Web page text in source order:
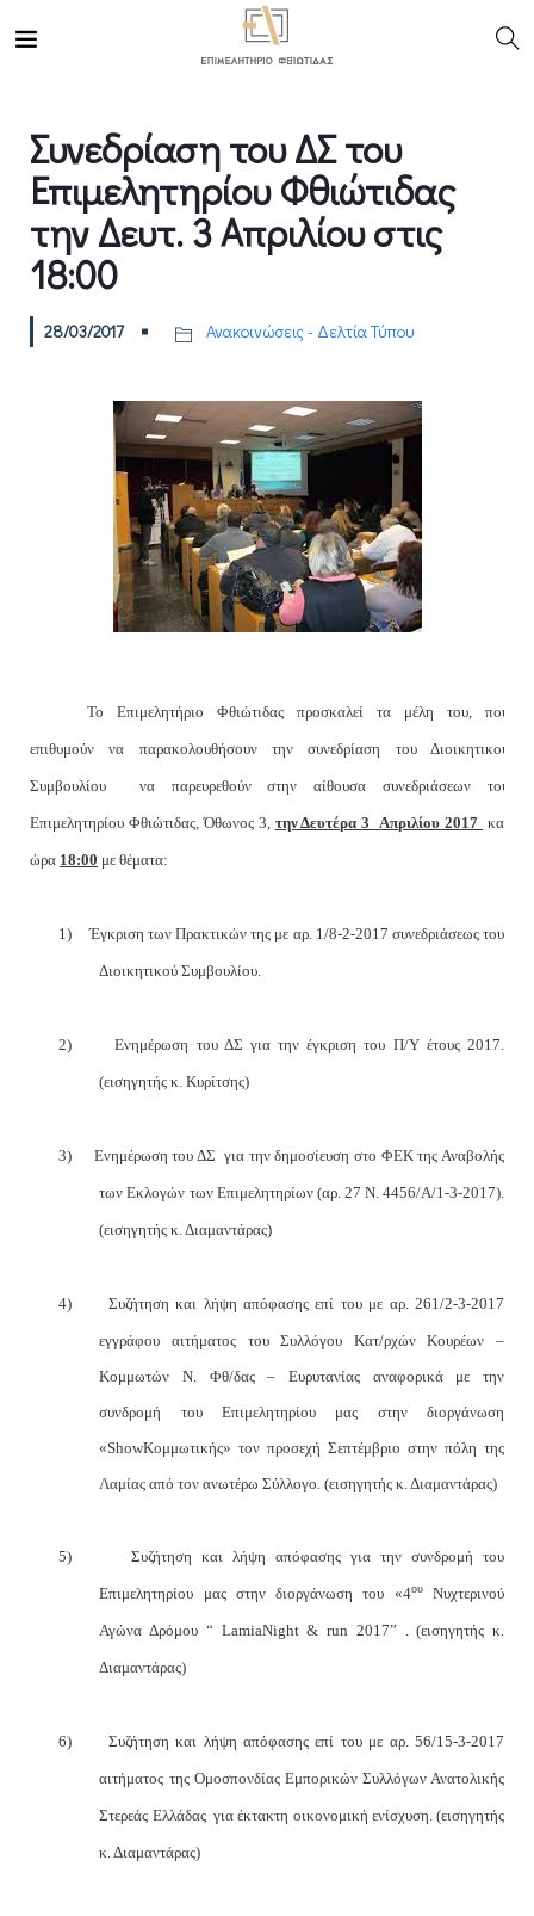
Συνεδρίαση του ΔΣ του
Επιμελητηρίου Φθιώτιδας
την Δευτ. 3 Απριλίου στις
18:00
28/03/2017 Ανακοινώσεις - Δελτία Τύπου
Το Επιμελητήριο Φθιώτιδας προσκαλεί τα μέλη του, που
επιθυμούν να παρακολουθήσουν την συνεδρίαση του Διοικητικού
Συμβουλίου να παρευρεθούν στην αίθουσα συνεδριάσεων του
Επιμελητηρίου Φθιώτιδας, Όθωνος 3, την Δευτέρα 3 Απριλίου 2017 και
ώρα 18:00 με θέματα:
1) Έγκριση των Πρακτικών της με αρ. 1/8-2-2017 συνεδριάσεως του
Διοικητικού Συμβουλίου.
2) Ενημέρωση του ΔΣ για την έγκριση του Π/Υ έτους 2017.
(εισηγητής κ. Κυρίτσης)
3) Ενημέρωση του ΔΣ για την δημοσίευση στο ΦΕΚ της Αναβολής
των Εκλογών των Επιμελητηρίων (αρ. 27 Ν. 4456/Α/1-3-2017).
(εισηγητής κ. Διαμαντάρας)
4) Συζήτηση και λήψη απόφασης επί του με αρ. 261/2-3-2017
εγγράφου αιτήματος του Συλλόγου Κατ/ρχών Κουρέων –
Κομμωτών Ν. Φθ/δας – Ευρυτανίας αναφορικά με την
συνδρομή του Επιμελητηρίου μας στην διοργάνωση
«ShowΚομμωτικής» τον προσεχή Σεπτέμβριο στην πόλη της
Λαμίας από τον ανωτέρω Σύλλογο. (εισηγητής κ. Διαμαντάρας)
5) Συζήτηση και λήψη απόφασης για την συνδρομή του
Επιμελητηρίου μας στην διοργάνωση του «4ουΝυχτερινού
Αγώνα Δρόμου “ LamiaNight&run 2017” . (εισηγητής κ.
Διαμαντάρας)
6) Συζήτηση και λήψη απόφασης επί του με αρ. 56/15-3-2017
αιτήματος της Ομοσπονδίας Εμπορικών Συλλόγων Ανατολικής
Στερεάς Ελλάδας για έκτακτη οικονομική ενίσχυση. (εισηγητής
κ. Διαμαντάρας)